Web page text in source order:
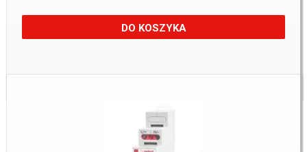
DO KOSZYKA
Dostępne:5 szt